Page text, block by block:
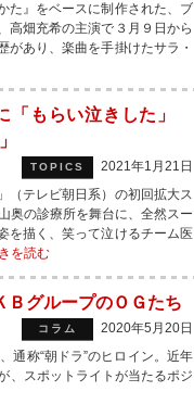
た』をベースに制作された、ブ
高畑充希の主演で３月９日から
あり、楽曲を手掛けたサラ・
「もらい泣きした」
TOPICS
2021年1月21日
（テレビ朝日系）の初回拡大ス
の診療所を舞台に、全然スー
を描く、笑って泣けるチーム医
を読む
ＢグループのＯＧたち
コラム
2020年5月20日
通称“朝ドラ”のヒロイン。近年
、スポットライトが当たるポジ